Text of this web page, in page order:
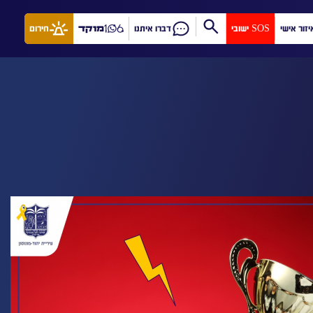
אישי SOS ישובי דברו איתנו מוקד חירום